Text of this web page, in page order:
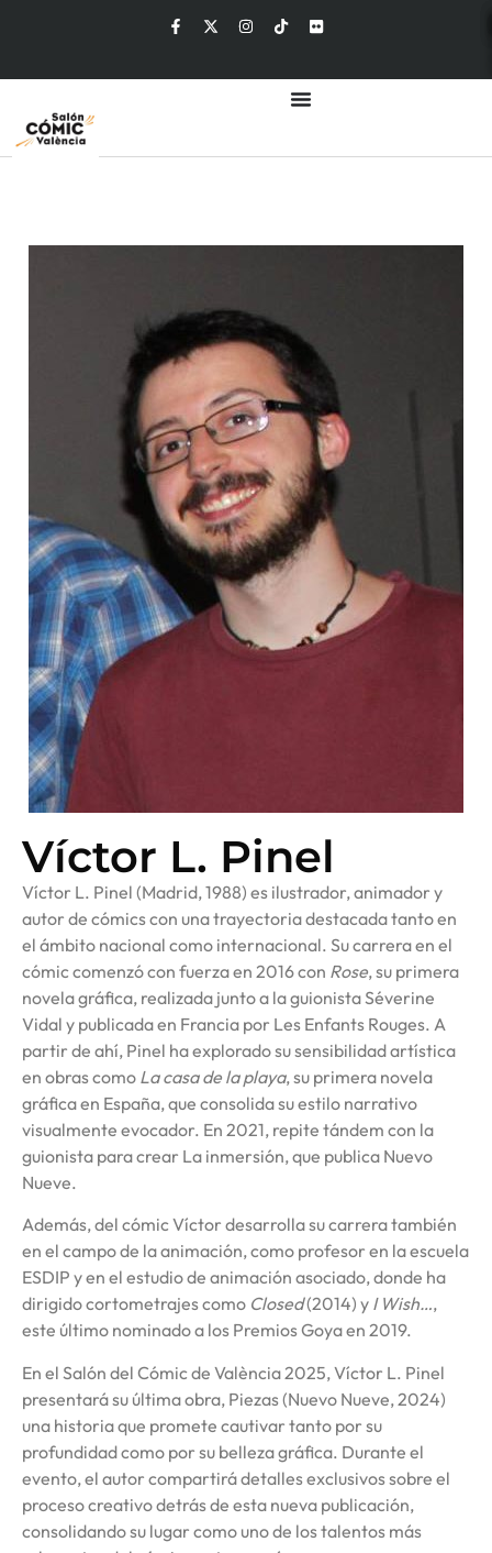
Víctor L. Pinel
Víctor L. Pinel (Madrid, 1988) es ilustrador, animador y
autor de cómics con una trayectoria destacada tanto en
el ámbito nacional como internacional. Su carrera en el
cómic comenzó con fuerza en 2016 con Rose, su primera
novela gráfica, realizada junto a la guionista Séverine
Vidal y publicada en Francia por Les Enfants Rouges. A
partir de ahí, Pinel ha explorado su sensibilidad artística
en obras como La casa de la playa, su primera novela
gráfica en España, que consolida su estilo narrativo
visualmente evocador. En 2021, repite tándem con la
guionista para crear La inmersión, que publica Nuevo
Nueve.
Además, del cómic Víctor desarrolla su carrera también
en el campo de la animación, como profesor en la escuela
ESDIP y en el estudio de animación asociado, donde ha
dirigido cortometrajes como Closed(2014) y I Wish…,
este último nominado a los Premios Goya en 2019.
En el Salón del Cómic de València 2025, Víctor L. Pinel
presentará su última obra, Piezas (Nuevo Nueve, 2024)
una historia que promete cautivar tanto por su
profundidad como por su belleza gráfica. Durante el
evento, el autor compartirá detalles exclusivos sobre el
proceso creativo detrás de esta nueva publicación,
consolidando su lugar como uno de los talentos más